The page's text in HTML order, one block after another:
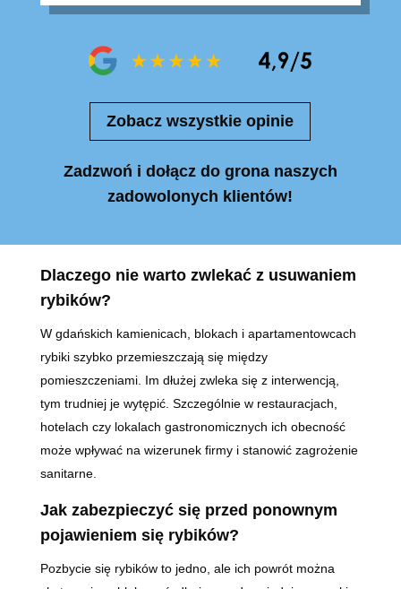
Zobacz wszystkie opinie
Zadzwoń i dołącz do grona naszych
zadowolonych klientów!
Dlaczego nie warto zwlekać z usuwaniem
rybików?
W gdańskich kamienicach, blokach i apartamentowcach
rybiki szybko przemieszczają się między
pomieszczeniami. Im dłużej zwleka się z interwencją,
tym trudniej je wytępić. Szczególnie w restauracjach,
hotelach czy lokalach gastronomicznych ich obecność
może wpływać na wizerunek firmy i stanowić zagrożenie
sanitarne.
Jak zabezpieczyć się przed ponownym
pojawieniem się rybików?
Pozbycie się rybików to jedno, ale ich powrót można